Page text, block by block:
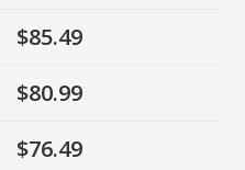
$85.49
$80.99
$76.49